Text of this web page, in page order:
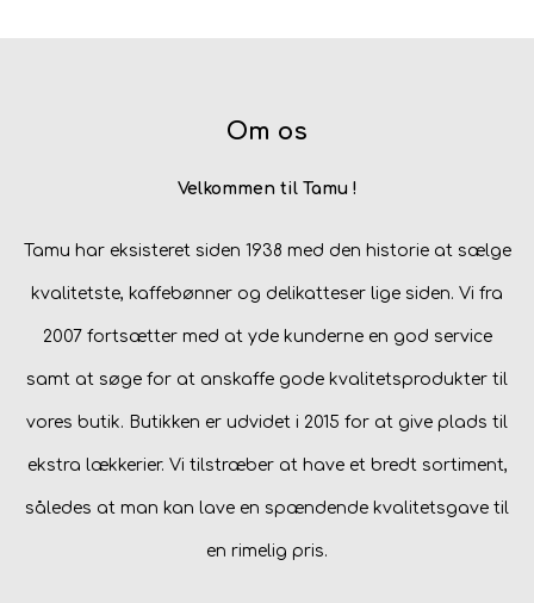
Te
Løsvægt teer
Grøn Te
Hvid Te
Kusmi Te
Nyheder
Åbningstider
Om os
Velkommen til Tamu !
Tamu har eksisteret siden 1938 med den historie at sælge
kvalitetste, kaffebønner og delikatteser lige siden. Vi fra
2007 fortsætter med at yde kunderne en god service
samt at søge for at anskaffe gode kvalitetsprodukter til
vores butik. Butikken er udvidet i 2015 for at give plads til
ekstra lækkerier. Vi tilstræber at have et bredt sortiment,
således at man kan lave en spændende kvalitetsgave til
en rimelig pris.